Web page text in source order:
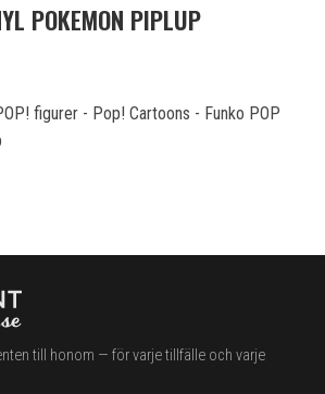
POKEMON PIPLUP
figurer - Pop! Cartoons - Funko POP
till honom — för varje tillfälle och varje